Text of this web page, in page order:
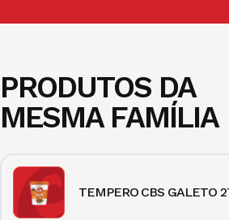
PRODUTOS DA
MESMA FAMÍLIA
TEMPERO CBS GALETO